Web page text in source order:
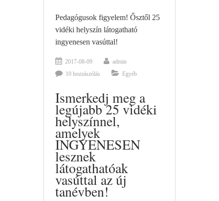
Pedagógusok figyelem! Ősztől 25
vidéki helyszín látogatható
ingyenesen vasúttal!
2017-08-09
admin
10 hozzászólás
Egyéb
Ismerkedj meg a
legújabb 25 vidéki
helyszínnel,
amelyek
INGYENESEN
lesznek
látogathatóak
vasúttal az új
tanévben!